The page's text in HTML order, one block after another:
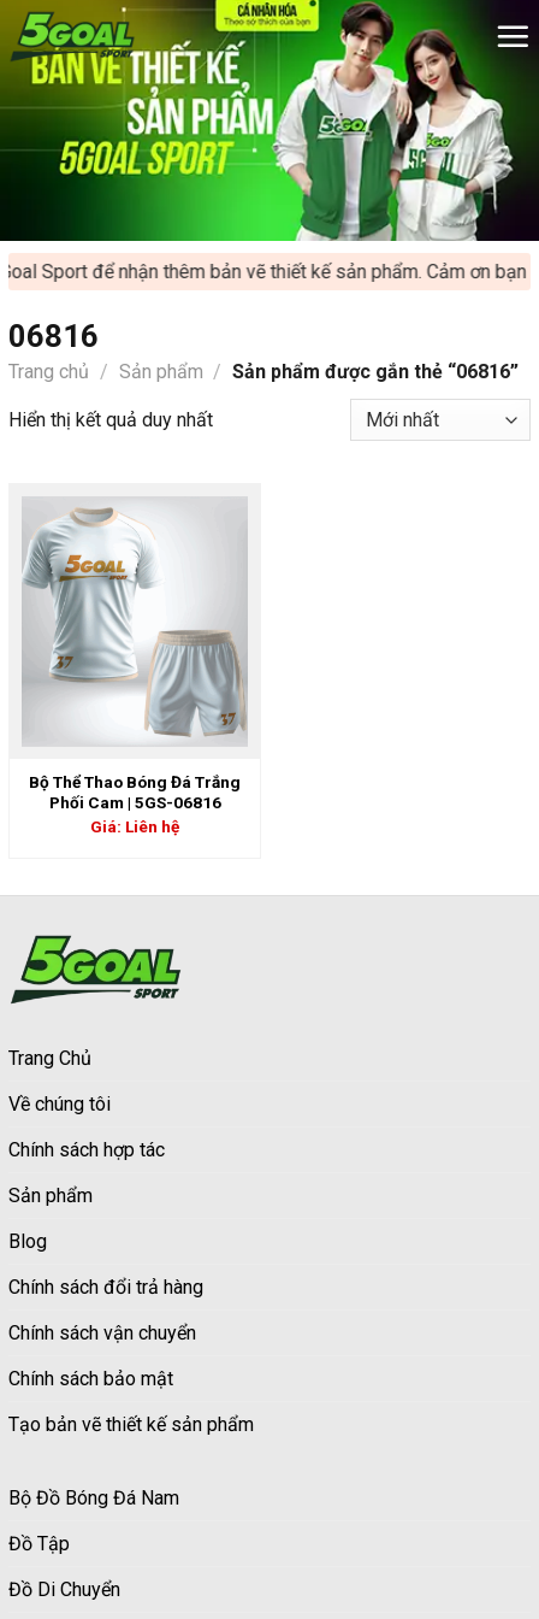
Chuyển
đến
dung
Sport để nhận thêm bản vẽ thiết kế sản phẩm. Cảm ơn bạn
06816
Trang chủ / Sản phẩm / Sản phẩm được gắn thẻ “06816”
Hiển thị kết quả duy nhất
Bộ Thể Thao Bóng Đá Trắng
Phối Cam | 5GS-06816
Giá: Liên hệ
Trang Chủ
Về chúng tôi
Chính sách hợp tác
Sản phẩm
Blog
Chính sách đổi trả hàng
Chính sách vận chuyển
Chính sách bảo mật
Tạo bản vẽ thiết kế sản phẩm
Bộ Đồ Bóng Đá Nam
Đồ Tập
Đồ Di Chuyển